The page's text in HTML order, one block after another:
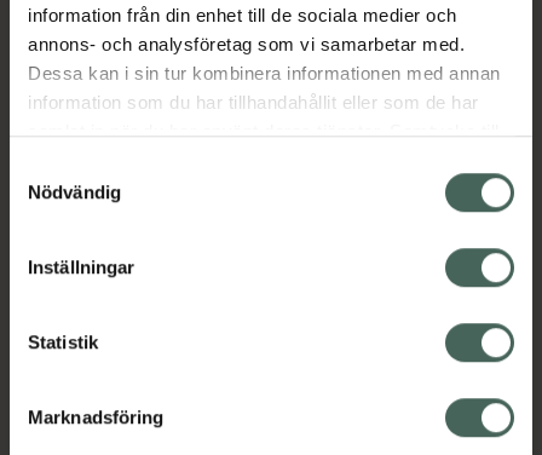
information från din enhet till de sociala medier och
annons- och analysföretag som vi samarbetar med.
Dessa kan i sin tur kombinera informationen med annan
information som du har tillhandahållit eller som de har
samlat in när du har använt deras tjänster. Samtycke till
återkalla ditt samtycke via webbplatsens
cookieinställningar. Ett återkallat samtycke påverkar inte
lagligheten av behandling som skett innan återkallelsen.
Nödvändig
Inställningar
Statistik
Marknadsföring
Kategorier:
Kost och hälsa Kosttillskott
Kosttillskott
Vitaminer och mineraler
Innehåll Visa
Instruktioner Visa
Upptäck flera produkter inom